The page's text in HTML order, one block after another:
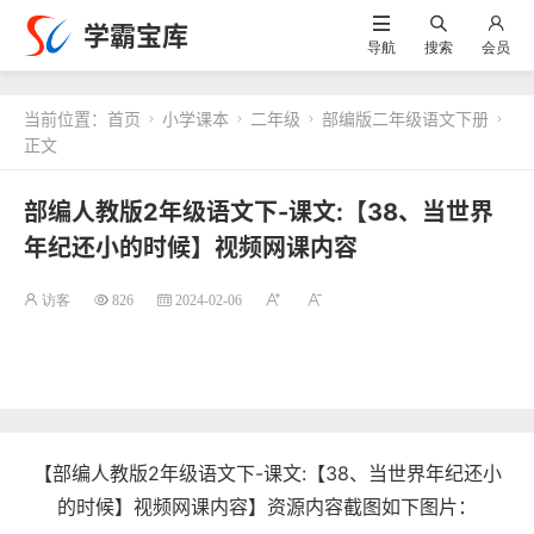
学霸宝库 导航 搜索 会员
当前位置： 首页  小学课本  二年级  部编版二年级语文下册 
正文
部编人教版2年级语文下-课文:【38、当世界
年纪还小的时候】视频网课内容
访客 826 2024-02-06
【部编人教版2年级语文下-课文:【38、当世界年纪还小
的时候】视频网课内容】资源内容截图如下图片：